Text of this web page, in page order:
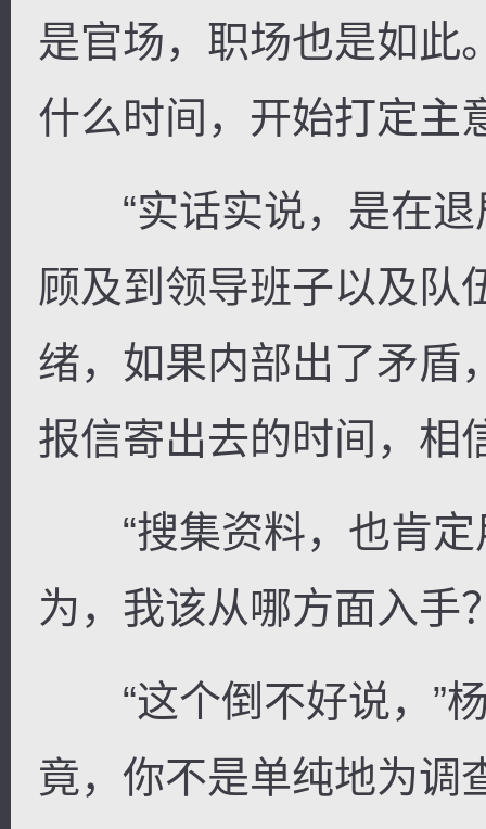
是官场，职场也是如此
什么时间，开始打定主
“实话实说，是在退
顾及到领导班子以及队
绪，如果内部出了矛盾
报信寄出去的时间，相
“搜集资料，也肯定
为，我该从哪方面入手
“这个倒不好说，”杨
竟，你不是单纯地为调